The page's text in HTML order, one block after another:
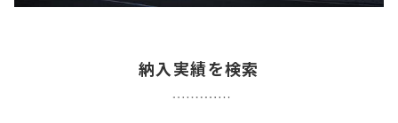
納入実績を検索